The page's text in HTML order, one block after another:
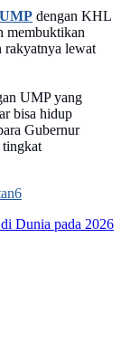
UMP dengan KHL
membuktikan
rakyatnya lewat
UMP yang
bisa hidup
Gubernur
tingkat
Dunia pada 2026